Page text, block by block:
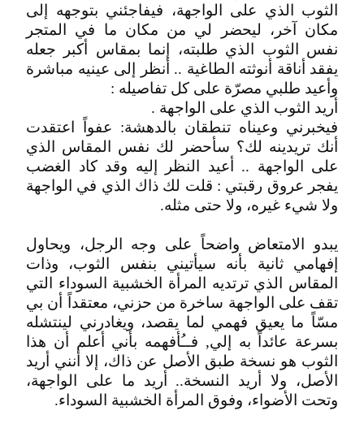
الثوب الذي على الواجهة، فيفاجئني بتوجهه إلى
مكان آخر، ليحضر لي من مكان ما في المتجر
نفس الثوب الذي طلبته، إنما بمقاس أكبر جعله
يفقد أناقة أنوثته الطاغية .. أنظر إلى عينيه مباشرة
وأعيد طلبي مصرّة على كل تفاصيله :
أريد الثوب الذي على الواجهة .
فيخبرني وعيناه تنطقان بالدهشة: عفواً اعتقدت
أنك تريدينه لك؟ سأحضر لك نفس المقاس الذي
على الواجهة .. أعيد النظر إليه وقد كاد الغضب
يفجر عروق رقبتي : قلت لك ذاك الذي في الواجهة
ولا شيء غيره، ولا حتى مثله.
يبدو الامتعاض واضحاً على وجه الرجل، ويحاول
إفهامي ثانية بأنه سيأتيني بنفس الثوب، وذات
المقاس الذي ترتديه المرأة الخشبية السوداء التي
تقف على الواجهة ساخرة من حزني، معتقداً أن بي
مسّاً ما يعيق فهمي لما يقصد، ويغادرني لينتشله
بسرعة عائداً به إلي, فــُأفهمه بأني أعلم أن هذا
الثوب هو نسخة طبق الأصل عن ذاك، إلا أنني أريد
الأصل، ولا أريد النسخة.. أريد ما على الواجهة،
وتحت الأضواء، وفوق المرأة الخشبية السوداء.